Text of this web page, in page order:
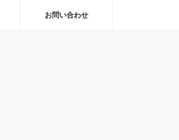
お問い合わせ